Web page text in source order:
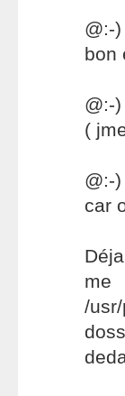
@:-
bon
@:-
(
@:-
car
/